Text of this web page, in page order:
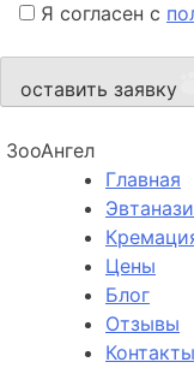
Я согласен с
оставить заявку
ЗооАнгел
Главная
Цены
Блог
Отзывы
Контакты